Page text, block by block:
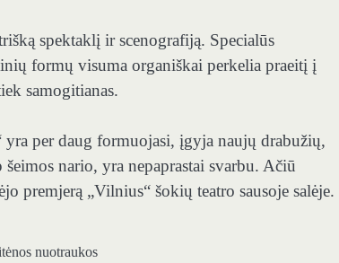
spektaklį ir scenografiją. Specialūs
formų visuma organiškai perkelia praeitį į
samogitianas.
per daug formuojasi, įgyja naujų drabužių,
nario, yra nepaprastai svarbu. Ačiū
premjerą „Vilnius“ šokių teatro sausoje salėje.
nuotraukos